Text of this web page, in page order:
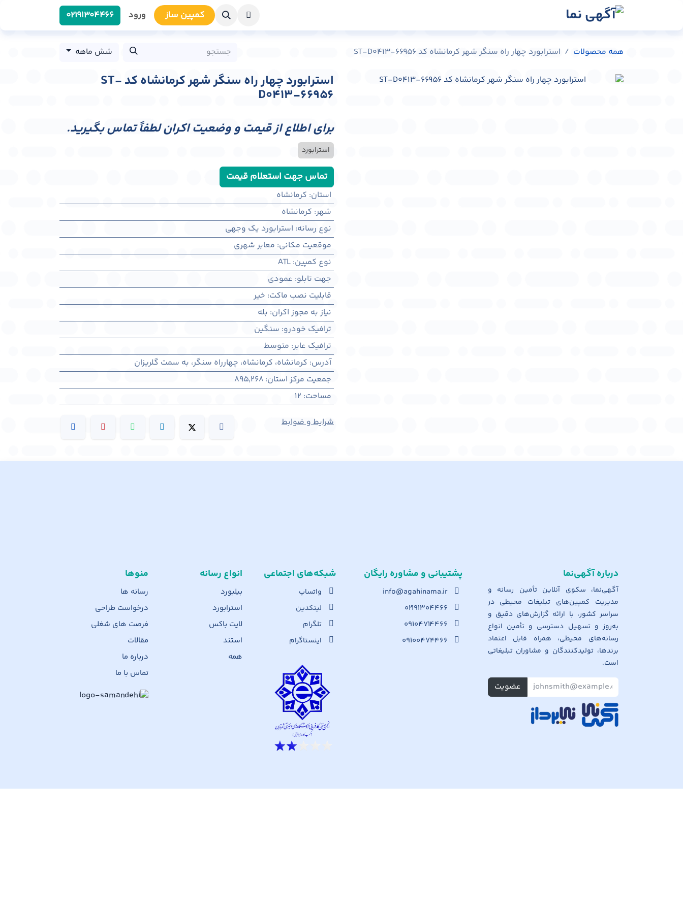
کمپین سا​​ز ورود 0219​1304466
همه محصولات استرابورد چهار راه سنگر شهر کرمانشاه کد ST-D0413-66956 شش ماهه
استرابورد چهار راه سنگر شهر کرمانشاه کد ST-
D0413-66956
برای اطلاع از قیمت و وضعیت اکران لطفاً تماس بگیرید.
استرابورد
تماس جهت استعلام قیمت
استان: کرمانشاه
شهر: كرمانشاه
نوع رسانه: استرابورد یک وجهی
موقعیت مکانی: معابر شهری
نوع کمپین:
ATL
جهت تابلو: عمودی
قابلیت نصب ماکت: خیر
نیاز به مجوز اکران: بله
ترافیک خودرو: سنگین
ترافیک عابر: متوسط
آدرس: کرمانشاه، كرمانشاه، چهارراه سنگر، به سمت گلریزان
جمعیت مرکز استان:
895,268
مساحت:
12
شرایط و ضوابط
منوها
رسانه ها
درخواست طراحی
فرصت های شغلی
مقالات
درباره ما
تماس با ما
انواع رسانه
بیلبورد
استرابورد
لایت باکس
استند
همه
شبکه‌های اجت​ماعی
واتساپ
لینکدین
تلگرام
اینستاگرام
پشتیبانی و مشاوره رایگان
info@agahinama.ir
۰۲۱۹۱۳۰۴۴۶۶
۰۹۱۰۴۷۱۴۴۶۶
۰۹۱۰۰۴۷۴۴۶۶
درباره آگهی‌نما
آگهی‌نما، سکوی آنلاین تأمین رسانه و
مدیریت کمپین‌های تبلیغات محیطی در
سراسر کشور، با ارائه گزارش‌های دقیق و
به‌روز و تسهیل دسترسی و تأمین انواع
رسانه‌های محیطی، همراه قابل اعتماد
برندها، تولیدکنندگان و مشاوران تبلیغاتی
است.
عضویت